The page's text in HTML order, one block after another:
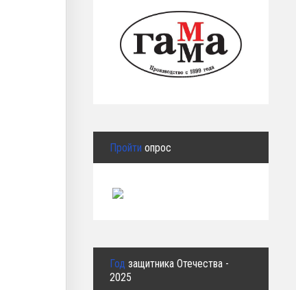
Пройти опрос
Год защитника Отечества -
2025